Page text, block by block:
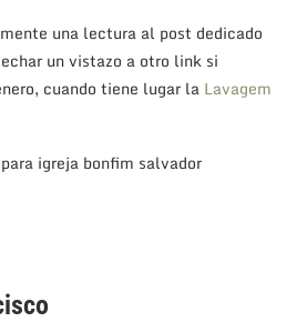
una lectura al post dedicado
un vistazo a otro link si
cuando tiene lugar la Lavagem